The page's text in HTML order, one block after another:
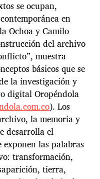
se ocupan,
en
Ochoa y Camilo
del archivo
muestra
básicos que se
la investigación y
digital Oropéndola
). Los
la memoria y
desarrolla el
las palabras
transformación,
tierra,